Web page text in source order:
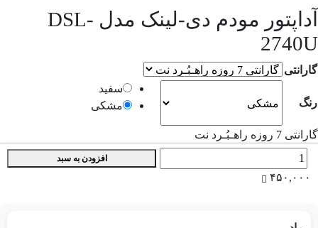
آداپتور مودم دی‌-لینک مدل DSL-
2740U
گارانتی
رنگ
سفید
مشکی
گارانتی 7 روزه راهـبُـرد نت
تعداد
افزودن به سبد
۴۵۰,۰۰۰